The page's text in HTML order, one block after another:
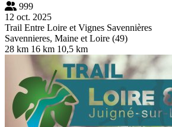
999
12 oct. 2025
Trail Entre Loire et Vignes Savennières
Savennieres, Maine et Loire (49)
28 km 16 km 10,5 km